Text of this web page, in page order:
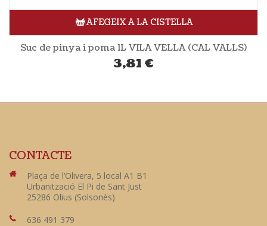
AFEGEIX A LA CISTELLA
Suc de pinya i poma 1L VILA VELLA (CAL VALLS)
3,81 €
CONTACTE
Plaça de l’Olivera, 5 local A1 B1
Urbanització El Pi de Sant Just
25286 Olius (Solsonès)
636 491 379